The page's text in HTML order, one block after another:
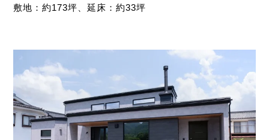
敷地：約173坪、延床：約33坪